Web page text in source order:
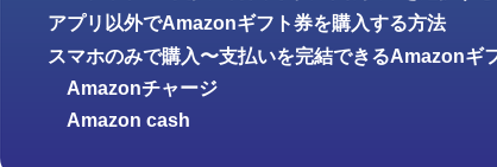
アプリ以外でAmazonギフト券を購入する方法
スマホのみで購入〜支払いを完結できるAmazonギ
Amazonチャージ
Amazon cash